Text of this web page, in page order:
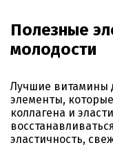
Полезные
молодости
Лучшие витамины
элементы,
коллагена и
эластичность,